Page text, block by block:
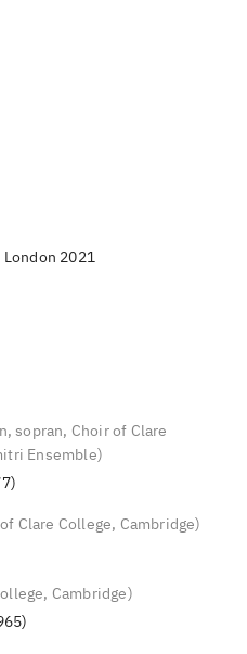
2021
sopran, Choir of Clare
Ensemble)
Clare College, Cambridge)
Cambridge)